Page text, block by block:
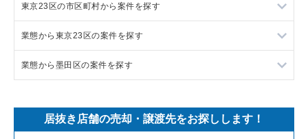
フランス料理の居抜き売却物件の案件一覧
イタリア料理の居抜き売却物件の案件一覧
中華の居抜き売却物件の案件一覧
寿司の居抜き売却物件の案件一覧
東京23区の飲食店の居抜き売却物件の案件一覧
東京都下の飲食店の居抜き売却物件の案件一覧
千葉県の飲食店の居抜き売却物件の案件一覧
神奈川県の飲食店の居抜き売却物件の案件一覧
東京23区の市区町村から案件を探す
目黒区の飲食店の居抜き売却物件の案件一覧
渋谷区の飲食店の居抜き売却物件の案件一覧
新宿区の飲食店の居抜き売却物件の案件一覧
業態から東京23区の案件を探す
東京23区のラーメンの居抜き売却物件の案件一覧
東京23区のイタリア料理の居抜き売却物件の案件一覧
業態から墨田区の案件を探す
墨田区のフランス料理の居抜き売却物件の案件一覧
居抜き店舗の売却・譲渡先をお探しします！